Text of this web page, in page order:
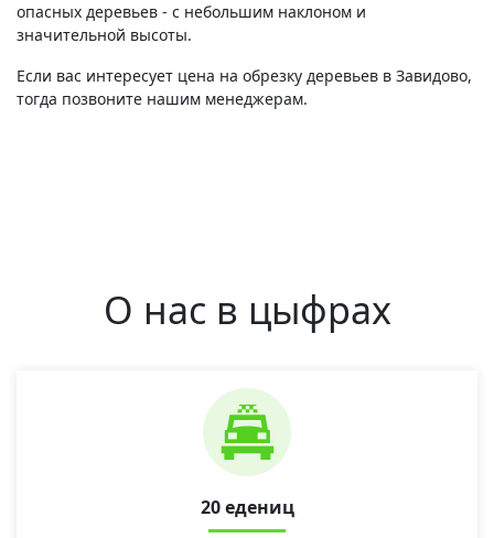
опасных деревьев - с небольшим наклоном и
значительной высоты.
Если вас интересует цена на обрезку деревьев в Завидово,
тогда позвоните нашим менеджерам.
О нас в цыфрах
20 едениц